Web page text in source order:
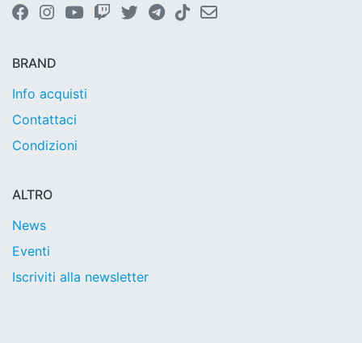
BRAND
Info acquisti
Contattaci
Condizioni
ALTRO
News
Eventi
Iscriviti alla newsletter